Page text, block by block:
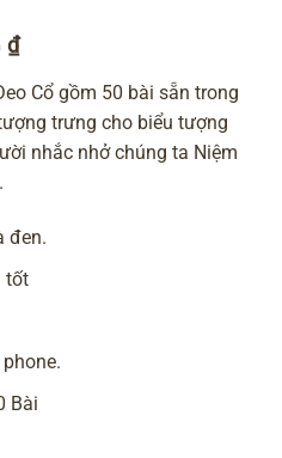
₫Giá
hiện
tại
là:
135.000 ₫.
Cổ gồm 50 bài sẵn trong
trưng cho biểu tượng
nhắc nhở chúng ta Niệm
đen.
tốt
Bài